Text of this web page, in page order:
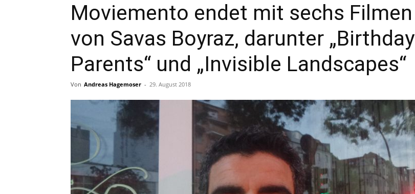
Moviemento endet mit sechs Filmen
von Savas Boyraz, darunter „Birthday
Parents“ und „Invisible Landscapes“
Von Andreas Hagemoser - 29. August 2018